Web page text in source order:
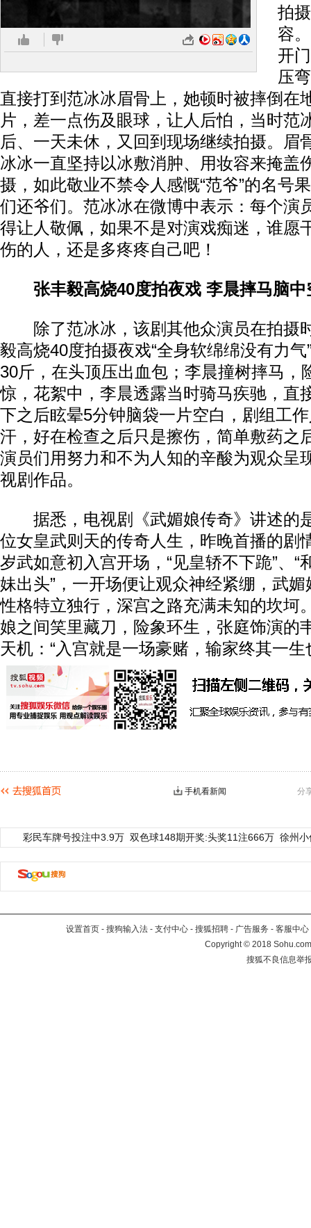
拍
容
开
压
直接打到范冰冰眉骨上，她顿时被摔倒在
片，差一点伤及眼球，让人后怕，当时范
后、一天未休，又回到现场继续拍摄。眉
冰冰一直坚持以冰敷消肿、用妆容来掩盖
摄，如此敬业不禁令人感慨“范爷”的名号
们还爷们。范冰冰在微博中表示：每个演
得让人敬佩，如果不是对演戏痴迷，谁愿
伤的人，还是多疼疼自己吧！
张丰毅高烧40度拍夜戏 李晨摔马脑中
除了范冰冰，该剧其他众演员在拍摄
毅高烧40度拍摄夜戏“全身软绵绵没有力
30斤，在头顶压出血包；李晨撞树摔马，
惊，花絮中，李晨透露当时骑马疾驰，直
下之后眩晕5分钟脑袋一片空白，剧组工
汗，好在检查之后只是擦伤，简单敷药之
演员们用努力和不为人知的辛酸为观众呈
视剧作品。
据悉，电视剧《武媚娘传奇》讲述的
位女皇武则天的传奇人生，昨晚首播的剧
岁武如意初入宫开场，“见皇轿不下跪”、“
妹出头”，一开场便让观众神经紧绷，武
性格特立独行，深宫之路充满未知的坎坷
娘之间笑里藏刀，险象环生，张庭饰演的
天机：“入宫就是一场豪赌，输家终其一生
分
手机看新闻
彩民车牌号投注中3.9万 双色球148期开奖:头奖11注666万 徐州
设置首页 - 搜狗输入法 - 支付中心 - 搜狐招聘 - 广告服务 - 客服中心
Copyright©2018
搜狐不良信息举